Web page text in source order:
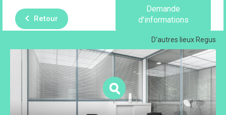
Retour
Demande
d'informations
D'autres lieux Regus